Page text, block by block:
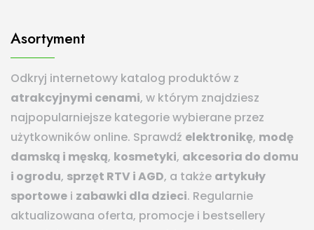
Asortyment
Odkryj internetowy katalog produktów z
atrakcyjnymi cenami, w którym znajdziesz
najpopularniejsze kategorie wybierane przez
użytkowników online. Sprawdź elektronikę, modę
damską i męską, kosmetyki, akcesoria do domu
i ogrodu, sprzęt RTV i AGD, a także artykuły
sportowe i zabawki dla dzieci. Regularnie
aktualizowana oferta, promocje i bestsellery